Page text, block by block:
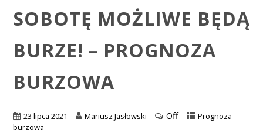
SOBOTĘ MOŻLIWE BĘDĄ
BURZE! – PROGNOZA
BURZOWA
23 lipca 2021 Mariusz Jasłowski Off
Prognoza
burzowa